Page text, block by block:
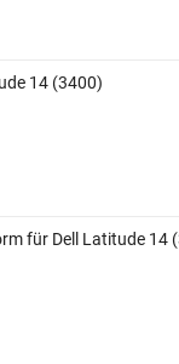
14 (3400)
für Dell Latitude 14